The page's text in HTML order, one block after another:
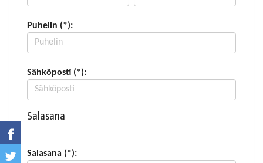
Puhelin (*):
Sähköposti (*):
Salasana
Salasana (*):